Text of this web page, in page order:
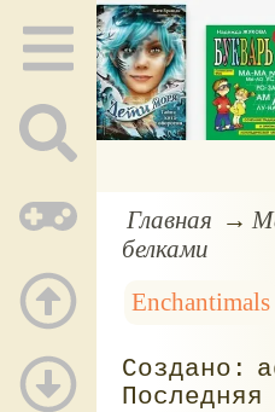
Главная
белками
Enchantimals